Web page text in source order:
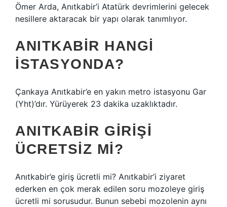
Ömer Arda, Anıtkabir’i Atatürk devrimlerini gelecek
nesillere aktaracak bir yapı olarak tanımlıyor.
ANITKABIR HANGI
ISTASYONDA?
Çankaya Anıtkabir’e en yakın metro istasyonu Gar
(Yht)’dır. Yürüyerek 23 dakika uzaklıktadır.
ANITKABIR GIRIŞI
ÜCRETSIZ MI?
Anıtkabir’e giriş ücretli mi? Anıtkabir’i ziyaret
ederken en çok merak edilen soru mozoleye giriş
ücretli mi sorusudur. Bunun sebebi mozolenin aynı